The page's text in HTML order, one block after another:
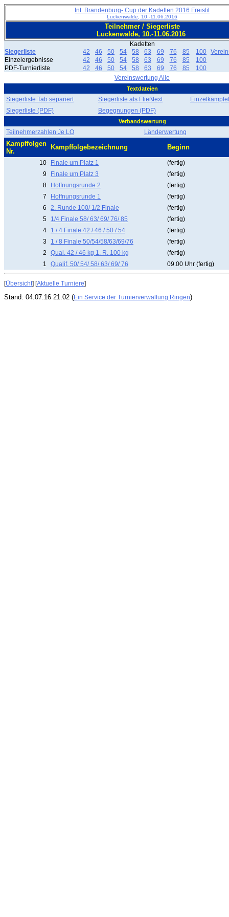
Int. Brandenburg- Cup der Kadetten 2016 Freistil
Luckenwalde, 10.-11.06.2016
Teilnehmer / Siegerliste
Luckenwalde, 10.-11.06.2016
Kadetten
Siegerliste
42 46 50 54 58 63 69 76 85 100
Einzelergebnisse
42 46 50 54 58 63 69 76 85
100
PDF-Turnierliste
42 46 50 54 58 63 69 76 85
100
Vereinswertung Alle
Textdateien
Siegerliste Tab separiert Siegerliste als Fließtext
Siegerliste (PDF)
Begegnungen (PDF)
Verbandswertung
Teilnehmerzahlen Je LO Länderwertung
Kampffolgen
Nr.
Kampffolgebezeichnung Beginn
10 Finale um Platz 1
(fertig)
9
Finale um Platz 3
(fertig)
8
Hoffnungsrunde 2
(fertig)
7
Hoffnungsrunde 1
(fertig)
6
2. Runde 100/ 1/2 Finale
(fertig)
5
1/4 Finale 58/ 63/ 69/ 76/ 85
(fertig)
4
1 / 4 Finale 42 / 46 / 50 / 54
(fertig)
3
1 / 8 Finale 50/54/58/63/69/76
(fertig)
2
Qual. 42 / 46 kg 1. R. 100 kg
(fertig)
1
Qualif. 50/ 54/ 58/ 63/ 69/ 76 09.00 Uhr (fertig)
[Übersicht] [Aktuelle Turniere]
Stand: 04.07.16 21.02 (Ein Service der Turnierverwaltung Ringen)